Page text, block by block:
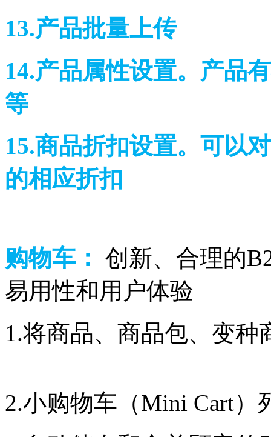
13.产品批量上传
14.产品属性设置。产品
等
15.商品折扣设置。可以
的相应折扣
购物车： 创新、合理的
易用性和用户体验
1.将商品、商品包、变
2.小购物车（Mini Cart